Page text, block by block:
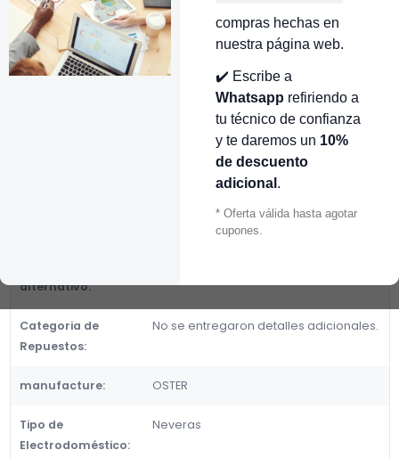
compras hechas en
nuestra página web.
✔️ Escribe a
Whatsapp refiriendo a
tu técnico de confianza
y te daremos un 10%
de descuento
adicional .
* Oferta válida hasta agotar
cupones.
👉 Conocer más…
Mostrar stock de ubicaciones
COPLE MOTOR GOMA OSTER CR451060
alternativo:
Categoria de
Repuestos:
No se entregaron detalles adicionales.
manufacture: OSTER
Tipo de
Electrodoméstico:
Neveras